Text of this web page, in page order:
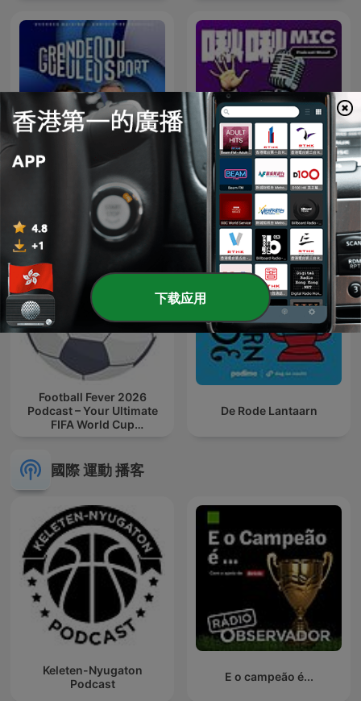
Les Grandes Gueules du
Sport
啾啾MIC
Football Fever 2026
Podcast – Your Ultimate
FIFA World Cup
De Rode Lantaarn
國際 運動 播客
Keleten-Nyugaton
Podcast
E o campeão é...
下载应用